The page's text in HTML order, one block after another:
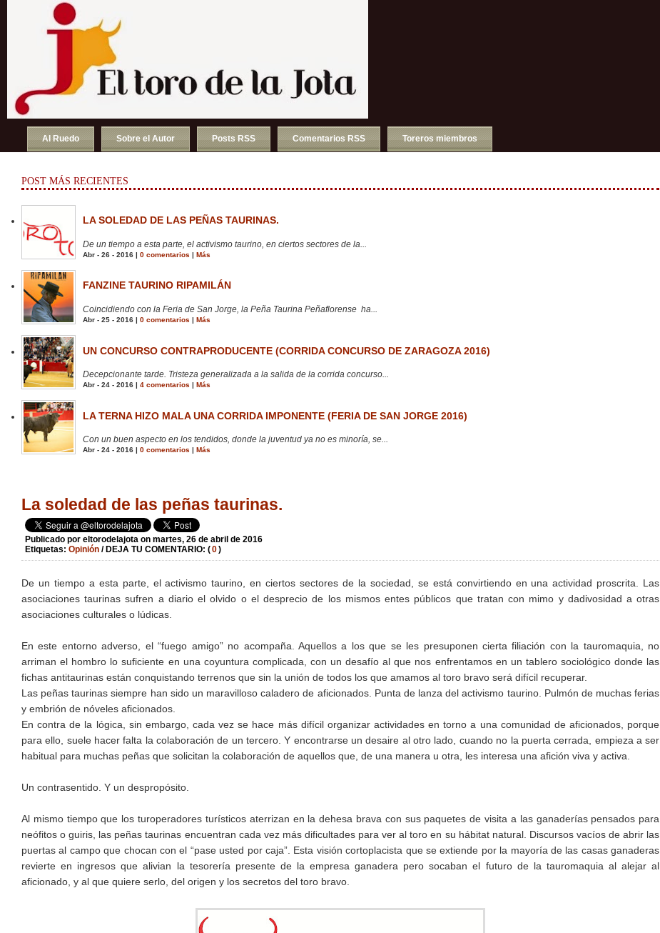
Al Ruedo Sobre el Autor Posts RSS Comentarios RSS Toreros miembros
POST MÁS RECIENTES
LA SOLEDAD DE LAS PEÑAS TAURINAS.
De un tiempo a esta parte, el activismo taurino, en ciertos sectores de la...
Abr - 26 - 2016 | 0 comentarios | Más
FANZINE TAURINO RIPAMILÁN
Coincidiendo con la Feria de San Jorge, la Peña Taurina Peñaflorense ha...
Abr - 25 - 2016 | 0 comentarios | Más
UN CONCURSO CONTRAPRODUCENTE (CORRIDA CONCURSO DE ZARAGOZA 2016)
Decepcionante tarde. Tristeza generalizada a la salida de la corrida concurso...
Abr - 24 - 2016 | 4 comentarios | Más
LA TERNA HIZO MALA UNA CORRIDA IMPONENTE (FERIA DE SAN JORGE 2016)
Con un buen aspecto en los tendidos, donde la juventud ya no es minoría, se...
Abr - 24 - 2016 | 0 comentarios Más
La soledad de las peñas taurinas.
Publicado por eltorodelajota on martes, 26 de abril de 2016
Etiquetas: Opinión / DEJA TU COMENTARIO: (0)
De un tiempo a esta parte, el activismo taurino, en ciertos sectores de la sociedad, se está convirtiendo en una actividad proscrita. Las
asociaciones taurinas sufren a diario el olvido o el desprecio de los mismos entes públicos que tratan con mimo y dadivosidad a otras
asociaciones culturales o lúdicas.
En este entorno adverso, el “fuego amigo” no acompaña. Aquellos a los que se les presuponen cierta filiación con la tauromaquia, no
arriman el hombro lo suficiente en una coyuntura complicada, con un desafío al que nos enfrentamos en un tablero sociológico donde las
fichas antitaurinas están conquistando terrenos que sin la unión de todos los que amamos al toro bravo será difícil recuperar.
Las peñas taurinas siempre han sido un maravilloso caladero de aficionados. Punta de lanza del activismo taurino. Pulmón de muchas ferias
y embrión de nóveles aficionados.
En contra de la lógica, sin embargo, cada vez se hace más difícil organizar actividades en torno a una comunidad de aficionados, porque
para ello, suele hacer falta la colaboración de un tercero. Y encontrarse un desaire al otro lado, cuando no la puerta cerrada, empieza a ser
habitual para muchas peñas que solicitan la colaboración de aquellos que, de una manera u otra, les interesa una afición viva y activa.
Un contrasentido. Y un despropósito.
Al mismo tiempo que los turoperadores turísticos aterrizan en la dehesa brava con sus paquetes de visita a las ganaderías pensados para
neófitos o guiris, las peñas taurinas encuentran cada vez más dificultades para ver al toro en su hábitat natural. Discursos vacíos de abrir las
puertas al campo que chocan con el “pase usted por caja”. Esta visión cortoplacista que se extiende por la mayoría de las casas ganaderas
revierte en ingresos que alivian la tesorería presente de la empresa ganadera pero socaban el futuro de la tauromaquia al alejar al
aficionado, y al que quiere serlo, del origen y los secretos del toro bravo.